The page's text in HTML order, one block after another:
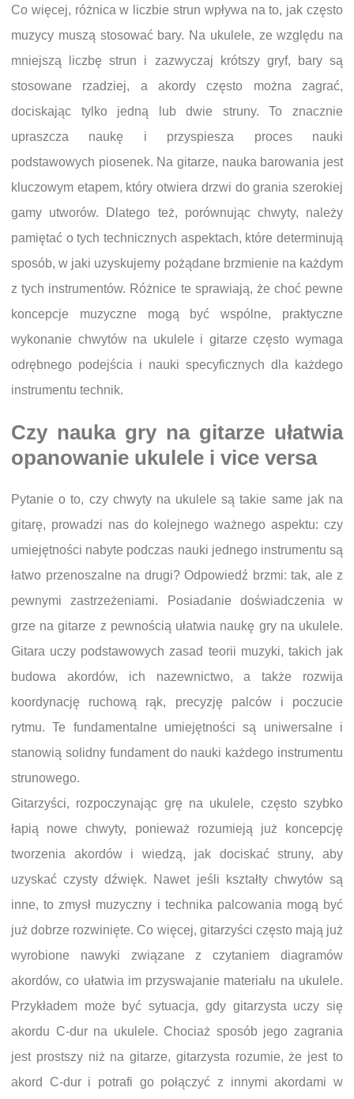
Co więcej, różnica w liczbie strun wpływa na to, jak często
muzycy muszą stosować bary. Na ukulele, ze względu na
mniejszą liczbę strun i zazwyczaj krótszy gryf, bary są
stosowane rzadziej, a akordy często można zagrać,
dociskając tylko jedną lub dwie struny. To znacznie
upraszcza naukę i przyspiesza proces nauki
podstawowych piosenek. Na gitarze, nauka barowania jest
kluczowym etapem, który otwiera drzwi do grania szerokiej
gamy utworów. Dlatego też, porównując chwyty, należy
pamiętać o tych technicznych aspektach, które determinują
sposób, w jaki uzyskujemy pożądane brzmienie na każdym
z tych instrumentów. Różnice te sprawiają, że choć pewne
koncepcje muzyczne mogą być wspólne, praktyczne
wykonanie chwytów na ukulele i gitarze często wymaga
odrębnego podejścia i nauki specyficznych dla każdego
instrumentu technik.
Czy nauka gry na gitarze ułatwia
opanowanie ukulele i vice versa
Pytanie o to, czy chwyty na ukulele są takie same jak na
gitarę, prowadzi nas do kolejnego ważnego aspektu: czy
umiejętności nabyte podczas nauki jednego instrumentu są
łatwo przenoszalne na drugi? Odpowiedź brzmi: tak, ale z
pewnymi zastrzeżeniami. Posiadanie doświadczenia w
grze na gitarze z pewnością ułatwia naukę gry na ukulele.
Gitara uczy podstawowych zasad teorii muzyki, takich jak
budowa akordów, ich nazewnictwo, a także rozwija
koordynację ruchową rąk, precyzję palców i poczucie
rytmu. Te fundamentalne umiejętności są uniwersalne i
stanowią solidny fundament do nauki każdego instrumentu
strunowego.
Gitarzyści, rozpoczynając grę na ukulele, często szybko
łapią nowe chwyty, ponieważ rozumieją już koncepcję
tworzenia akordów i wiedzą, jak dociskać struny, aby
uzyskać czysty dźwięk. Nawet jeśli kształty chwytów są
inne, to zmysł muzyczny i technika palcowania mogą być
już dobrze rozwinięte. Co więcej, gitarzyści często mają już
wyrobione nawyki związane z czytaniem diagramów
akordów, co ułatwia im przyswajanie materiału na ukulele.
Przykładem może być sytuacja, gdy gitarzysta uczy się
akordu C-dur na ukulele. Chociaż sposób jego zagrania
jest prostszy niż na gitarze, gitarzysta rozumie, że jest to
akord C-dur i potrafi go połączyć z innymi akordami w